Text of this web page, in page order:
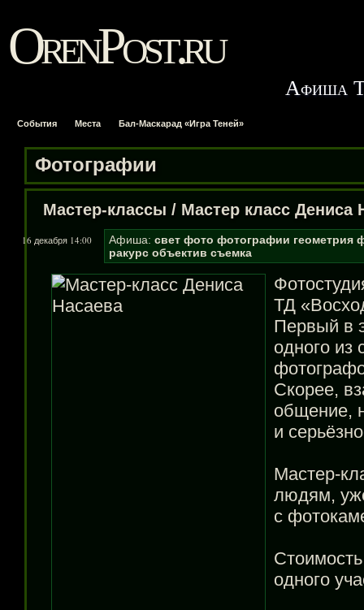
OrenPost.ru
Афиша
События Места Бал-Маскарад «Игра Теней»
Фотографии
Мастер-классы / Мастер класс Дениса
16 декабря 14:00 Афиша: свет фото фотографии геометрия
ракурс объектив съемка
ТД
Первый в
одного из
Скорее,
общение,
и
Мастер-
людям,
с
одного